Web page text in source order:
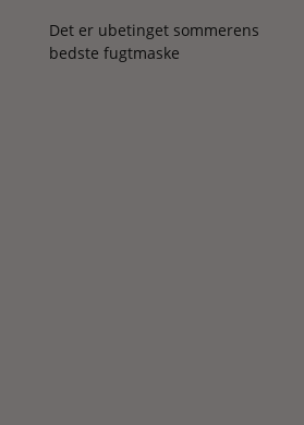
Det er ubetinget sommerens
bedste fugtmaske